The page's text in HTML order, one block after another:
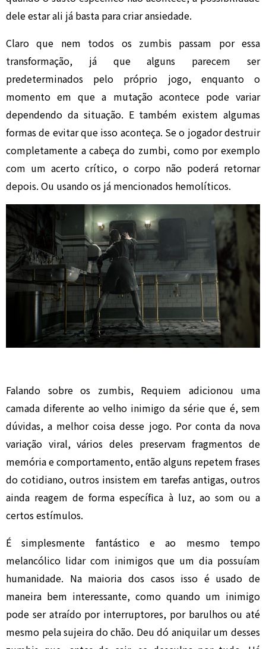
dele estar ali já basta para criar ansiedade.
Claro que nem todos os zumbis passam por essa
transformação, já que alguns parecem ser
predeterminados pelo próprio jogo, enquanto o
momento em que a mutação acontece pode variar
dependendo da situação. E também existem algumas
formas de evitar que isso aconteça. Se o jogador destruir
completamente a cabeça do zumbi, como por exemplo
com um acerto crítico, o corpo não poderá retornar
depois. Ou usando os já mencionados hemolíticos.
Falando sobre os zumbis, Requiem adicionou uma
camada diferente ao velho inimigo da série que é, sem
dúvidas, a melhor coisa desse jogo. Por conta da nova
variação viral, vários deles preservam fragmentos de
memória e comportamento, então alguns repetem frases
do cotidiano, outros insistem em tarefas antigas, outros
ainda reagem de forma específica à luz, ao som ou a
certos estímulos.
É simplesmente fantástico e ao mesmo tempo
melancólico lidar com inimigos que um dia possuíam
humanidade. Na maioria dos casos isso é usado de
maneira bem interessante, como quando um inimigo
pode ser atraído por interruptores, por barulhos ou até
mesmo pela sujeira do chão. Deu dó aniquilar um desses